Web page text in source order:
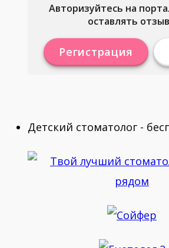
Авторизуйтесь на
оставлять
Регистрация
Детский стоматолог -